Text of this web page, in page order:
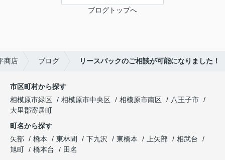
ブログトップへ
商店 ブログ リースバックのご相談が可能になりました！
市区町村から探す
相模原市緑区
相模原市中央区 相模原市南区
八王子市
大里郡寄居町
町名から探す
矢部
橋本 東林間 下九沢 東橋本 上矢部
相武台
旭町
橋本台
田名